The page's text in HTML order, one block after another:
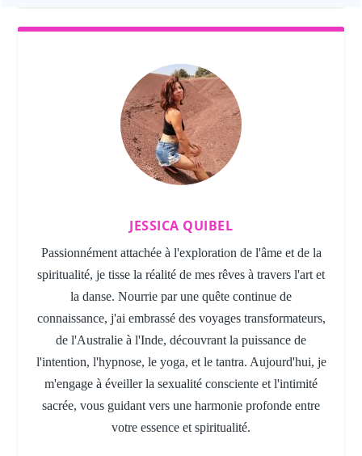
JESSICA QUIBEL
Passionnément attachée à l'exploration de l'âme et de la
spiritualité, je tisse la réalité de mes rêves à travers l'art et
la danse. Nourrie par une quête continue de
connaissance, j'ai embrassé des voyages transformateurs,
de l'Australie à l'Inde, découvrant la puissance de
l'intention, l'hypnose, le yoga, et le tantra. Aujourd'hui, je
m'engage à éveiller la sexualité consciente et l'intimité
sacrée, vous guidant vers une harmonie profonde entre
votre essence et spiritualité.